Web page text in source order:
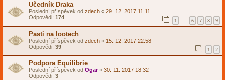
Učedník Draka
Poslední příspěvek od zdech « 29. 12. 2017 11.11
Odpovědi: 174 1 … 6 7 8 9
Pasti na lootech
Poslední příspěvek od zdech « 15. 12. 2017 22.58
Odpovědi: 39 1 2
Podpora Equilibrie
Poslední příspěvek od Ogar« 30. 11. 2017 18.32
Odpovědi: 3